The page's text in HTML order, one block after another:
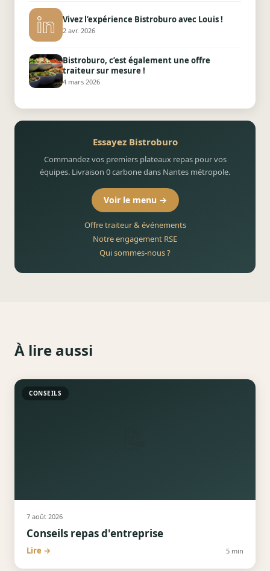
Vivez l’expérience Bistroburo avec Louis !
2 avr. 2026
Bistroburo, c’est également une offre
traiteur sur mesure !
4 mars 2026
Essayez Bistroburo
Commandez vos premiers plateaux repas pour vos
équipes. Livraison 0 carbone dans Nantes métropole.
Voir le menu →
Offre traiteur & événements
Notre engagement RSE
Qui sommes-nous ?
À lire aussi
CONSEILS
7 août 2026
Conseils repas d'entreprise
Lire → 5 min